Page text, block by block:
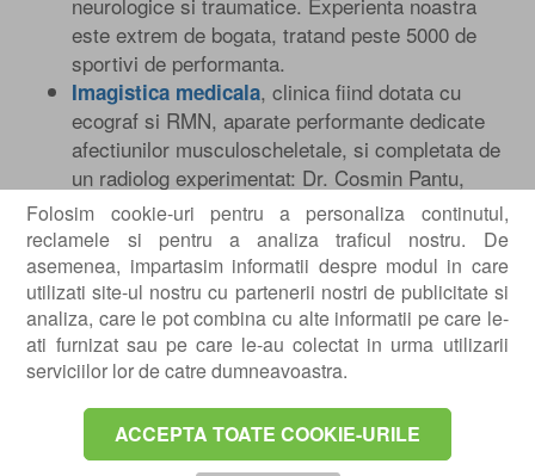
Folosim cookie-uri pentru a personaliza continutul,
reclamele si pentru a analiza traficul nostru. De
asemenea, impartasim informatii despre modul in care
utilizati site-ul nostru cu partenerii nostri de publicitate si
analiza, care le pot combina cu alte informatii pe care le-
ati furnizat sau pe care le-au colectat in urma utilizarii
serviciilor lor de catre dumneavoastra.
ACCEPTA TOATE COOKIE-URILE
este extrem de bogata, tratand peste 5000 de
sportivi de performanta.
Imagistica medicala, clinica fiind dotata cu
ecograf si RMN, aparate performante dedicate
afectiunilor musculoscheletale, si completata de
un radiolog experimentat: Dr. Cosmin Pantu,
specializat in imagistica musculo-scheletala.
Reumatologie, departament complet care se
ocupa cu diagnosticarea, tratarea si recuperarea
bolnavilor cu afectiuni nechirurgicale ale
aparatului locomotor.
Chirurgie vasculara, departament
supraspecializat in diagnosticarea si tratamentul
bolilor sangvine, adica a arterelor, venelor si a
vaselor limfatice.
Psihologie si logopedie. Afectiunile neurologice